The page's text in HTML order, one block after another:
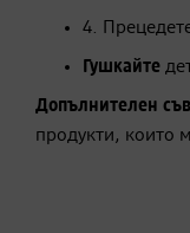
4.
Гушкайте
Допълнителен
продукти, които